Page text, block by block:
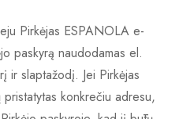
Pirkėjas ESPANOLA e-
paskyrą naudodamas el.
ir slaptažodį. Jei Pirkėjas
konkrečiu adresu,